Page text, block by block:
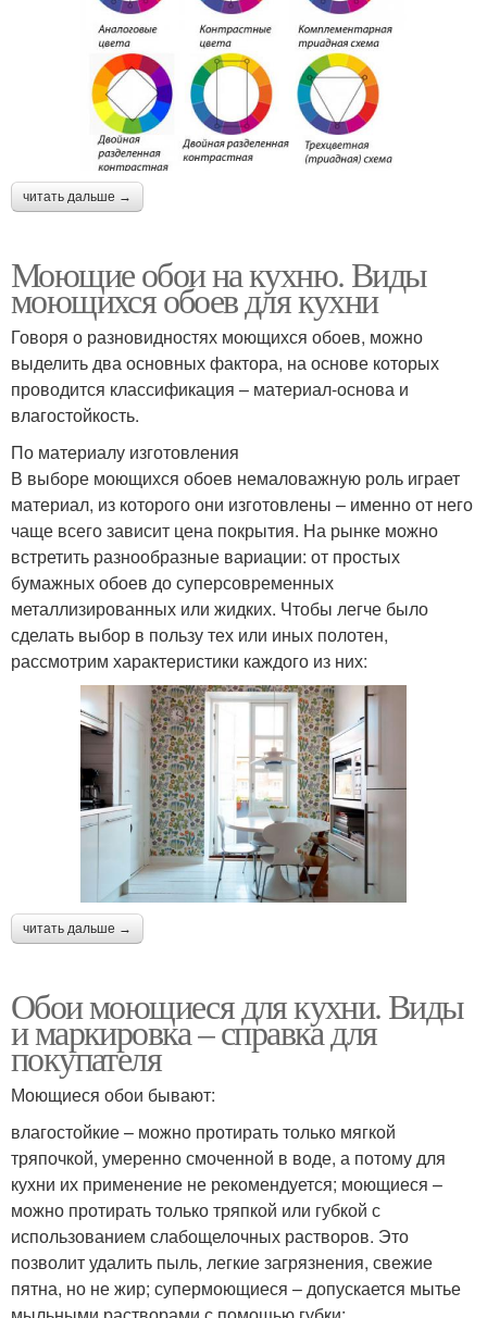
читать дальше →
Моющие обои на кухню. Виды
моющихся обоев для кухни
Говоря о разновидностях моющихся обоев, можно
выделить два основных фактора, на основе которых
проводится классификация – материал-основа и
влагостойкость.
По материалу изготовления
В выборе моющихся обоев немаловажную роль играет
материал, из которого они изготовлены – именно от него
чаще всего зависит цена покрытия. На рынке можно
встретить разнообразные вариации: от простых
бумажных обоев до суперсовременных
металлизированных или жидких. Чтобы легче было
сделать выбор в пользу тех или иных полотен,
рассмотрим характеристики каждого из них:
читать дальше →
Обои моющиеся для кухни. Виды
и маркировка – справка для
покупателя
Моющиеся обои бывают:
влагостойкие – можно протирать только мягкой
тряпочкой, умеренно смоченной в воде, а потому для
кухни их применение не рекомендуется; моющиеся –
можно протирать только тряпкой или губкой с
использованием слабощелочных растворов. Это
позволит удалить пыль, легкие загрязнения, свежие
пятна, но не жир; супермоющиеся – допускается мытье